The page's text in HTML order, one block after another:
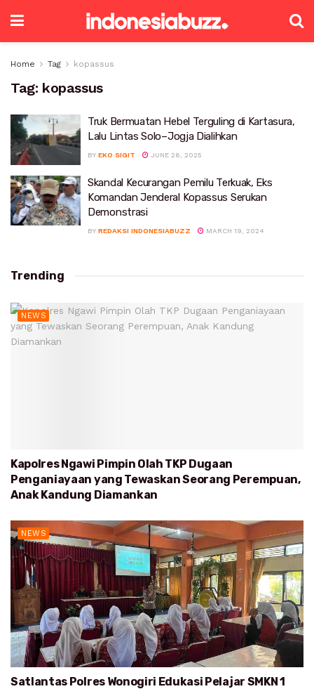
Home Tag kopassus
Tag: kopassus
Truk Bermuatan Hebel Terguling di Kartasura,
Lalu Lintas Solo–Jogja Dialihkan
BY EKO SIGIT JUNE 26, 2025
Skandal Kecurangan Pemilu Terkuak, Eks
Komandan Jenderal Kopassus Serukan
Demonstrasi
BY REDAKSI INDONESIABUZZ MARCH 19, 2024
Trending
NEWS
Kapolres Ngawi Pimpin Olah TKP Dugaan
Penganiayaan yang Tewaskan Seorang Perempuan,
Anak Kandung Diamankan
NEWS
Satlantas Polres Wonogiri Edukasi Pelajar SMKN 1